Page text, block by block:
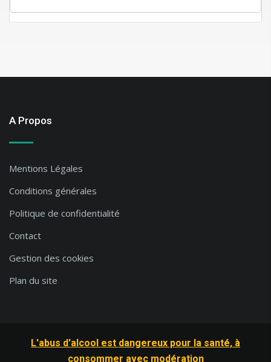
A Propos
Mentions Légales
Conditions générales
Politique de confidentialité
Contact
Gestion des cookies
Plan du site
L'abus d'alcool est dangereux pour la santé, à
consommer avec modération